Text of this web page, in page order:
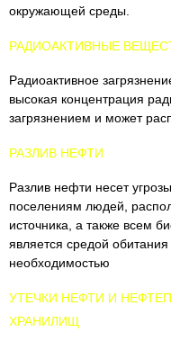
окружающей среды.
РАДИОАКТИВНЫЕ
Радиоактивное
высокая концентрация
загрязнением и может
РАЗЛИВ НЕФТИ
Разлив нефти несет
поселениям людей,
источника, а также всем
является средой
необходимостью
УТЕЧКИ НЕФТИ И
ХРАНИЛИЩ